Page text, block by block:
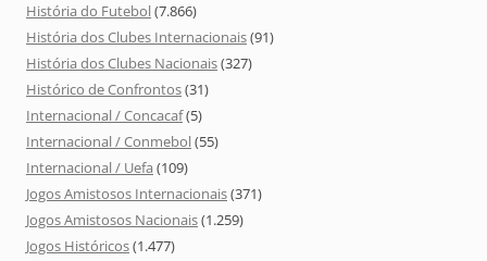
História do Futebol(7.866)
História dos Clubes Internacionais(91)
História dos Clubes Nacionais(327)
Histórico de Confrontos(31)
Internacional / Concacaf(5)
Internacional / Conmebol(55)
Internacional / Uefa (109)
Jogos Amistosos Internacionais(371)
Jogos Amistosos Nacionais(1.259)
Jogos Históricos(1.477)